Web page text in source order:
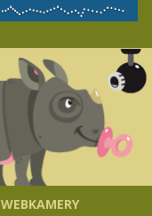
WEBKAMERY